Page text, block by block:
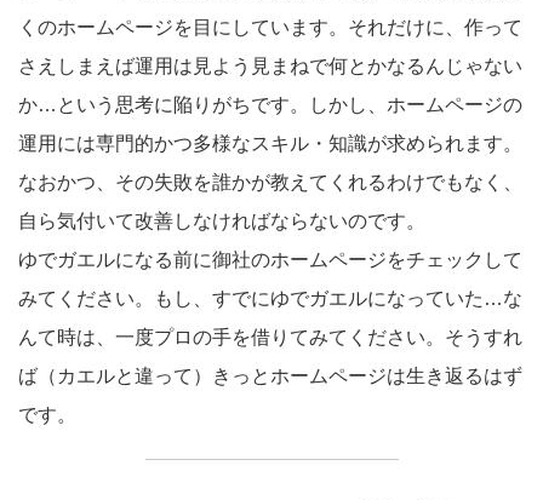
くのホームページを目にしています。それだけに、作って
さえしまえば運用は見よう見まねで何とかなるんじゃない
か…という思考に陥りがちです。しかし、ホームページの
運用には専門的かつ多様なスキル・知識が求められます。
なおかつ、その失敗を誰かが教えてくれるわけでもなく、
自ら気付いて改善しなければならないのです。
ゆでガエルになる前に御社のホームページをチェックして
みてください。もし、すでにゆでガエルになっていた…な
んて時は、一度プロの手を借りてみてください。そうすれ
ば（カエルと違って）きっとホームページは生き返るはず
です。